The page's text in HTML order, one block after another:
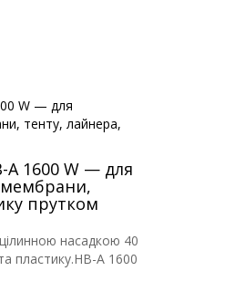
1600 W — для
прутком
насадкою 40
пластику.HB-A 1600